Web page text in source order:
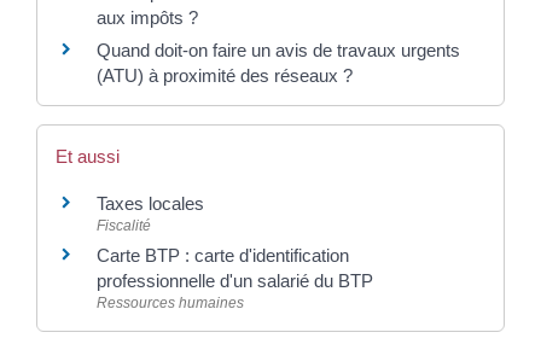
aux impôts ?
Quand doit-on faire un avis de travaux urgents
(ATU) à proximité des réseaux ?
Et aussi
Taxes locales
Fiscalité
Carte BTP : carte d'identification
professionnelle d'un salarié du BTP
Ressources humaines